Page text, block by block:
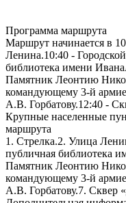
Программа маршрута
Маршрут начинается в
Ленина.10:40 -
библиотека имени
Памятник Леонтию
командующему 3-й
А.В. Горбатову.12:40 -
Крупные населенные
маршрута
1. Стрелка.2. Улица
публичная библиотека
Памятник Леонтию
командующему 3-й
А.В. Горбатову.7. Сквер